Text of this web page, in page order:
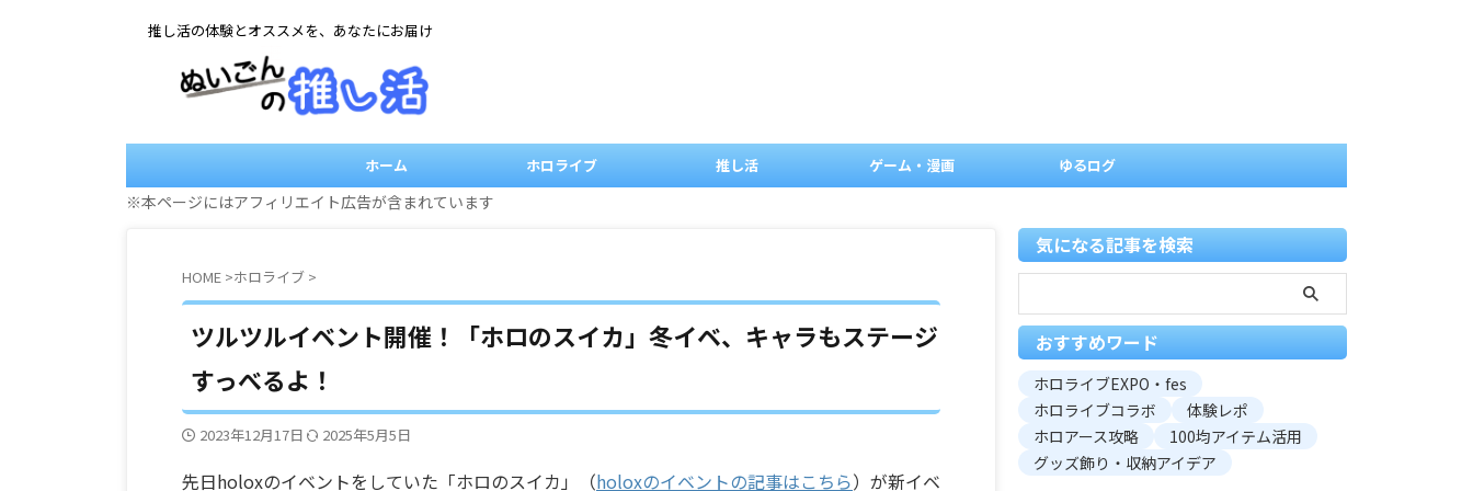
推し活の体験とオススメを、あなたにお届け
ホーム ホロライブ 推し活 ゲーム・漫画 ゆるログ
※本ページにはアフィリエイト広告が含まれています
HOME >ホロライブ >
ツルツルイベント開催！「ホロのスイカ」冬イベ、キャラもステージ
すっべるよ！
2023年12月17日 2025年5月5日
先日holoxのイベントをしていた「ホロのスイカ」（holoxのイベントの記事はこちら）が新イベ
気になる記事を検索
おすすめワード
ホロライブEXPO・fes
ホロライブコラボ
体験レポ
ホロアース攻略
100均アイテム活用
グッズ飾り・収納アイデア